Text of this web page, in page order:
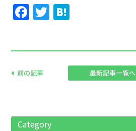
Facebook
Twitter
前の記事 最新記事一覧へ
Category